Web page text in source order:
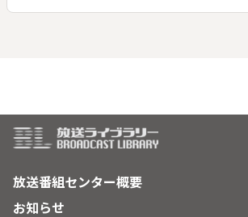
放送番組センター概要
お知らせ